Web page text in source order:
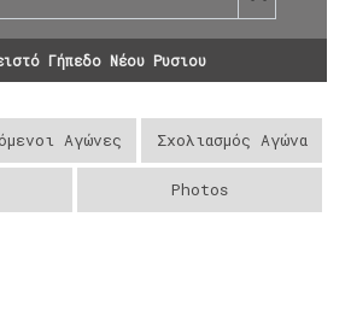
Γήπεδο Νέου Ρυσιου
Αγώνες Σχολιασμός Αγώνα
Photos